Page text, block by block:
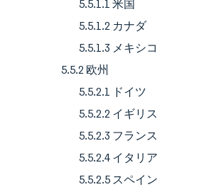
5.5.1.1 米国
5.5.1.2 カナダ
5.5.1.3 メキシコ
5.5.2 欧州
5.5.2.1 ドイツ
5.5.2.2 イギリス
5.5.2.3 フランス
5.5.2.4 イタリア
5.5.2.5 スペイン